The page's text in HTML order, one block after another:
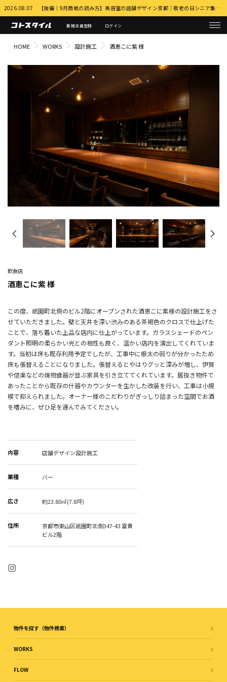
2026.08.07 【後編｜9月商戦の読み方】美容室の店舗デザイン京都｜敬老の日シニア集客とふるさと納税・MEO対策 詳細はこちら
新規会員登録 ログイン
HOME WORKS 設計施工 酒恵こに紫 様
Previous
飲食店
酒恵こに紫 様
この度、祇園町北側のビル2階にオープンされた酒恵こに紫様の設計施工をさ
せていただきました。壁と天井を深い渋みのある茶褐色のクロスで仕上げた
ことで、落ち着いた上品な店内に仕上がっています。ガラスシェードのペン
ダント照明の柔らかい光との相性も良く、温かい店内を演出してくれていま
す。当初は床も既存利用予定でしたが、工事中に根太の弱りが分かったため
床も張替えることになりました。張替えるとやはりグッと深みが増し、伊賀
や信楽などの焼物食器が並ぶ家具を引き立ててくれています。居抜き物件で
あったことから既存の什器やカウンターを生かした改装を行い、工事は小規
模で抑えられました。オーナー様のこだわりがぎっしり詰まった空間でお酒
を嗜みに、ぜひ足を運んでみてください。
内容 店舗デザイン設計施工
業種 バー
広さ 約23.80㎡(7.8坪)
住所
京都市東山区祇園町北側347-43 富貴
ビル2階
物件を探す（物件検索）
WORKS
FLOW